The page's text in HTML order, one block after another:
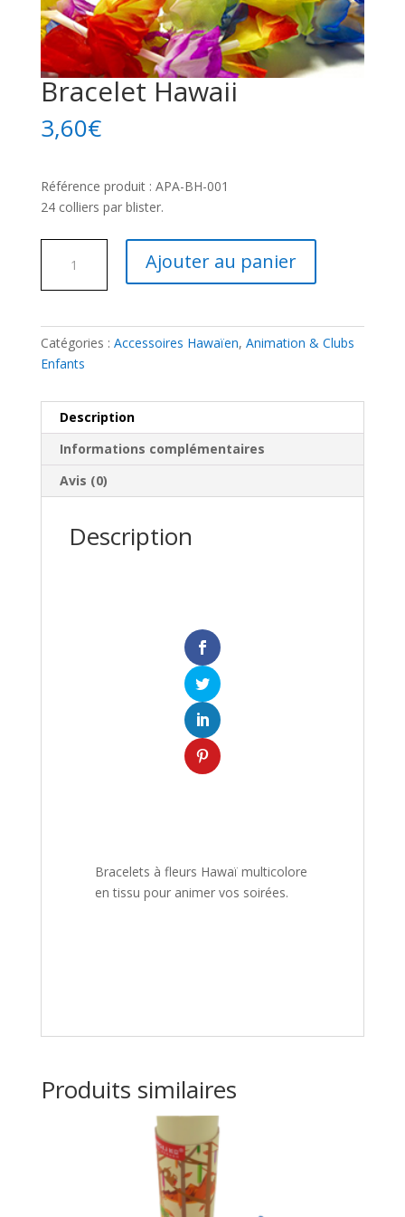
Bracelet Hawaii
3,60€
Référence produit : APA-BH-001
24 colliers par blister.
Bracelet
Ajouter au panier
Catégories : Accessoires Hawaïen, Animation & Clubs
Enfants
Description
Informations complémentaires
Avis (0)
Description
Bracelets à fleurs Hawaï multicolore
en tissu pour animer vos soirées.
Produits similaires